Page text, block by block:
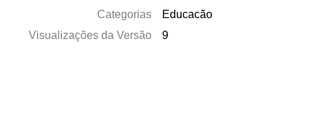
Categorias
Educacão
Visualizações da Versão
9